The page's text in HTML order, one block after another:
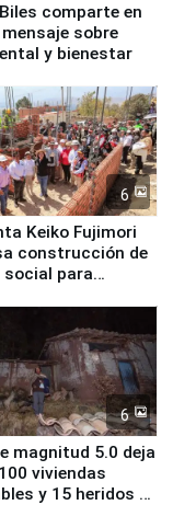
comparte en
sobre
y bienestar
6
Keiko Fujimori
construcción de
social para
6
magnitud 5.0 deja
viviendas
y 15 heridos en